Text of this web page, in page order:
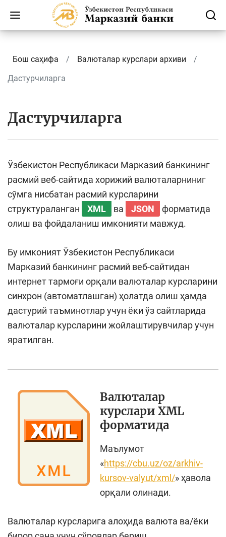
Бош саҳифа
Валюталар курслари архиви
Дастурчиларга
Дастурчиларга
Ўзбекистон Республикаси Марказий банкининг
расмий веб-сайтида хорижий валюталарниниг
сўмга нисбатан расмий курсларини
структураланган
XML ва JSON
форматида
олиш ва фойдаланиш имконияти мавжуд.
Бу имконият Ўзбекистон Республикаси
Марказий банкининг расмий веб-сайтидан
интернет тармоғи орқали валюталар курсларини
синхрон (автоматлашган) ҳолатда олиш ҳамда
дастурий таъминотлар учун ёки ўз сайтларида
валюталар курсларини жойлаштирувчилар учун
яратилган.
Валюталар
курслари XML
форматида
Маълумот
«https://cbu.uz/oz/arkhiv-
kursov-valyut/xml/» ҳавола
орқали олинади.
Валюталар курсларига алоҳида валюта ва/ёки